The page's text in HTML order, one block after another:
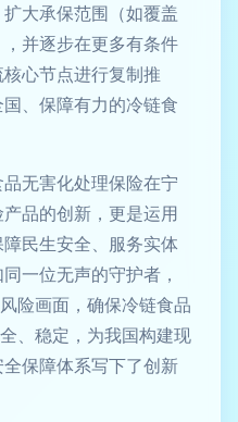
大承保范围（如覆盖
并逐步在更多有条件
心节点进行复制推
、保障有力的冷链食
无害化处理保险在宁
品的创新，更是运用
民生安全、服务实体
一位无声的守护者，
险画面，确保冷链食品
、稳定，为我国构建现
保障体系写下了创新